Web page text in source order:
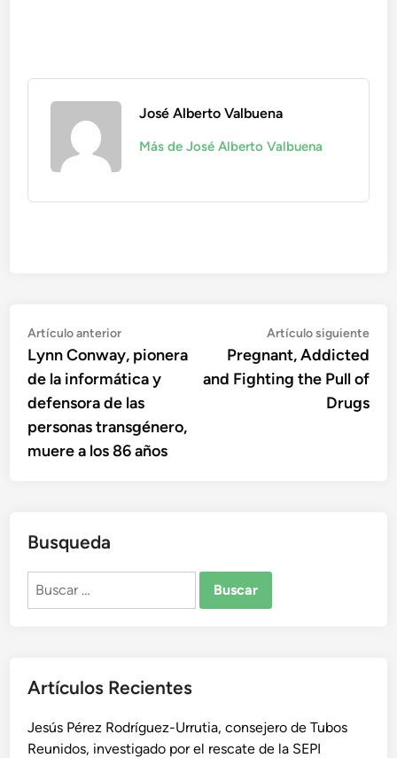
José Alberto Valbuena
Más de José Alberto Valbuena
Navegación
de
entradas
Artículo anteriorArtículo
anterior:
Lynn Conway, pionera
de la informática y
defensora de las
personas transgénero,
muere a los 86 años
Artículo siguiente
Pregnant, Addicted
and Fighting the Pull of
Drugs
Busqueda
Buscar:
Artículos Recientes
Jesús Pérez Rodríguez-Urrutia, consejero de Tubos
Reunidos, investigado por el rescate de la SEPI